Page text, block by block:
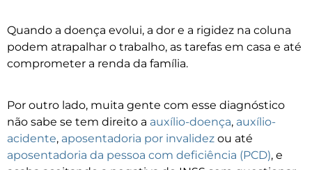
Quando a doença evolui, a dor e a rigidez na coluna
podem atrapalhar o trabalho, as tarefas em casa e até
comprometer a renda da família.
Por outro lado, muita gente com esse diagnóstico
não sabe se tem direito a auxílio-doença, auxílio-
acidente, aposentadoria por invalidez ou até
aposentadoria da pessoa com deficiência (PCD), e